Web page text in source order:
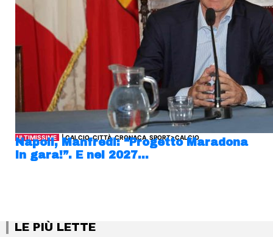
ULTIMISSIME | CALCIO, CITTÀ, CRONACA, SPORT>CALCIO
Napoli, Manfredi: “Progetto Maradona
in gara!”. E nel 2027…
LE PIÙ LETTE